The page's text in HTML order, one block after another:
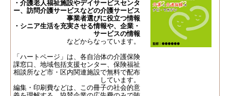
・介護老人福祉施設やデイサービスセンタ
ー、訪問介護サービスなどの介護サービス
事業者選びに役立つ情報
・シニア生活を充実させる情報や、企業・
サービスの情報
などからなっています。
「ハートページ」は、各自治体の介護保険
課窓口、地域包括支援センター、保険福祉
相談所など市・区内関連施設で無料で配布
しています。
編集・印刷費などは、この冊子の社会的意